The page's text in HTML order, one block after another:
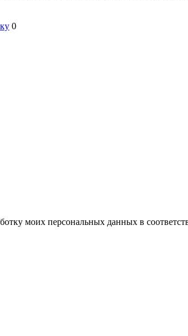
0
моих персональных данных в